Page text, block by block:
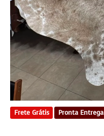
Frete Grátis Pronta Entrega